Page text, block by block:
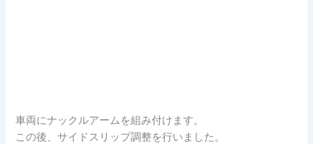
車両にナックルアームを組み付けます。
この後、サイドスリップ調整を行いました。